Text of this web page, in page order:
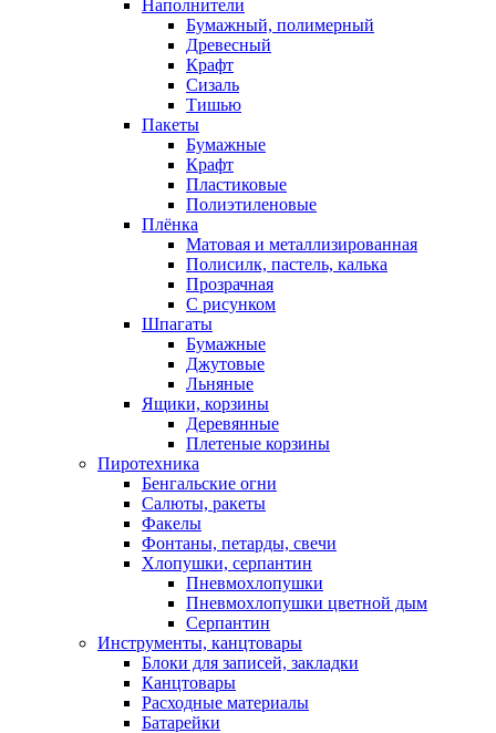
Наполнители
Бумажный, полимерный
Древесный
Крафт
Сизаль
Тишью
Пакеты
Бумажные
Крафт
Пластиковые
Полиэтиленовые
Плёнка
Матовая и металлизированная
Полисилк, пастель, калька
Прозрачная
С рисунком
Шпагаты
Бумажные
Джутовые
Льняные
Ящики, корзины
Деревянные
Плетеные корзины
Пиротехника
Бенгальские огни
Салюты, ракеты
Факелы
Фонтаны, петарды, свечи
Хлопушки, серпантин
Пневмохлопушки
Пневмохлопушки цветной дым
Серпантин
Инструменты, канцтовары
Блоки для записей, закладки
Канцтовары
Расходные материалы
Батарейки